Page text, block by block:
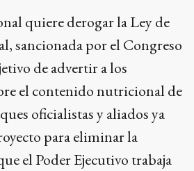
quiere derogar la Ley de
sancionada por el Congreso
de advertir a los
el contenido nutricional de
oficialistas y aliados ya
para eliminar la
el Poder Ejecutivo trabaja